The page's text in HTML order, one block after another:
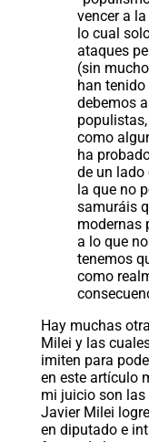
vencer a
lo cual
ataques
(sin
han
debemos
como
ha
de un lado
la que no
samuráis
modernas
a lo que
tenemos
como
Hay muchas
Milei y las
imiten para
en este artículo
mi juicio son las
Javier Milei
en diputado e